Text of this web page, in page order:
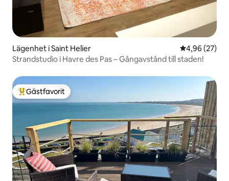
Lägenhet i Saint Helier 4,96 av 5 i
4,96 (27)
Strandstudio i Havre des Pas – Gångavstånd till staden!
Populär gästfavorit
Gästfavorit